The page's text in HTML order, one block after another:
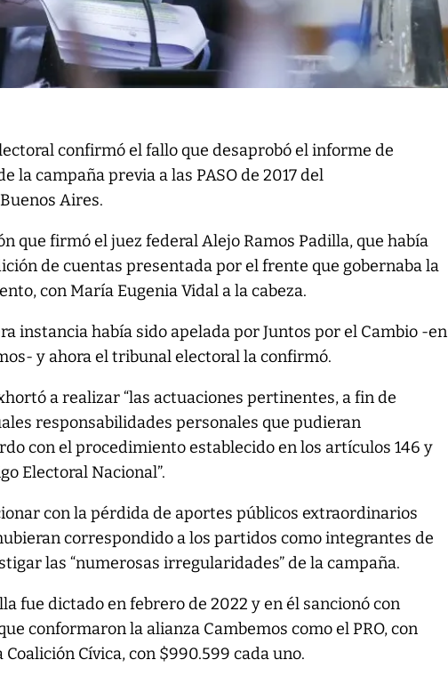
confirmó el fallo que desaprobó el informe de
la campaña previa a las PASO de 2017 del
Aires.
que firmó el juez federal Alejo Ramos Padilla, que había
de cuentas presentada por el frente que gobernaba la
con María Eugenia Vidal a la cabeza.
instancia había sido apelada por Juntos por el Cambio -en
y ahora el tribunal electoral la confirmó.
a realizar “las actuaciones pertinentes, a fin de
responsabilidades personales que pudieran
con el procedimiento establecido en los artículos 146 y
Electoral Nacional”.
con la pérdida de aportes públicos extraordinarios
correspondido a los partidos como integrantes de
las “numerosas irregularidades” de la campaña.
fue dictado en febrero de 2022 y en él sancionó con
conformaron la alianza Cambemos como el PRO, con
Coalición Cívica, con $990.599 cada uno.